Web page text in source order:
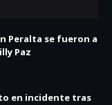
Peralta se fueron a
Paz
en incidente tras